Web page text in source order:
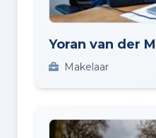
Yoran van der
Makelaar